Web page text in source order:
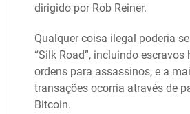
dirigido por Rob Reiner.
Qualquer coisa ilegal poderia
“Silk Road”, incluindo escravos
ordens para assassinos, e a
transações ocorria através de
Bitcoin.